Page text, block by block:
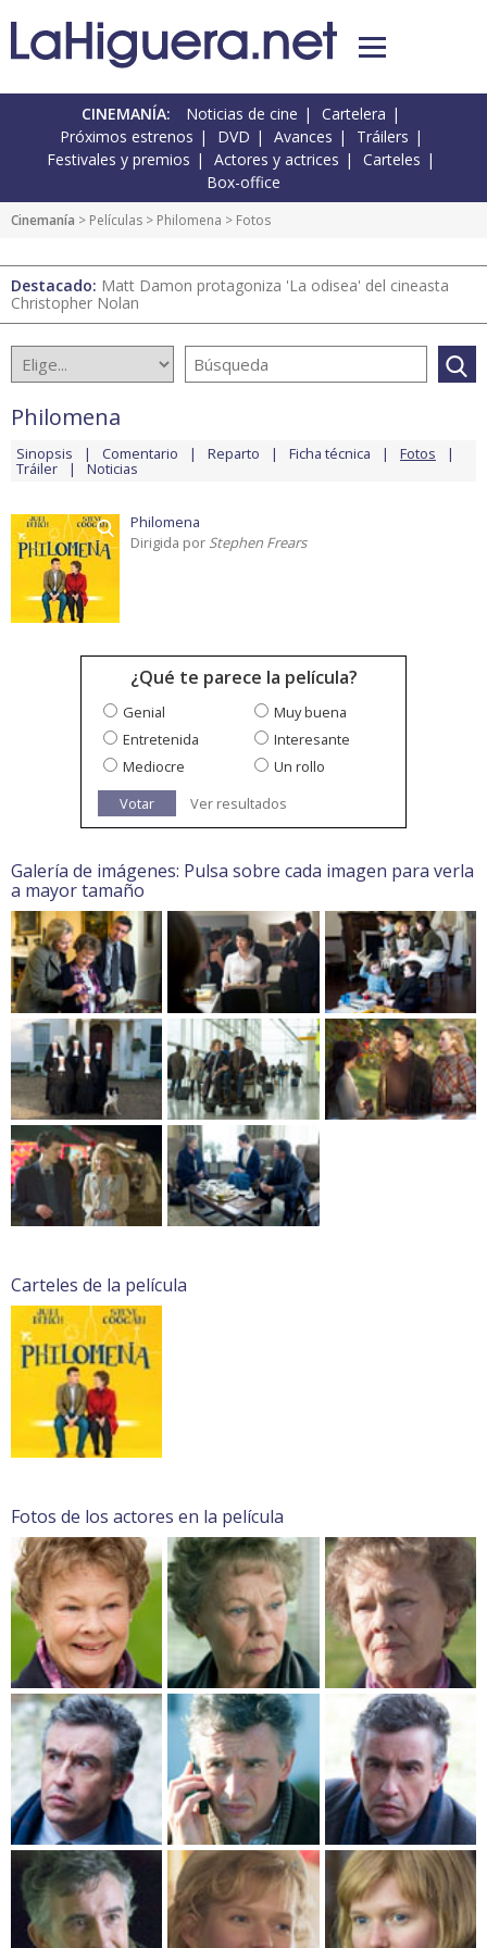
CINEMANÍA: Noticias de cine
Cartelera
Próximos estrenos
DVD Avances
Tráilers
Festivales y premios
Actores y actrices
Carteles
Box-office
Cinemanía > Películas > Philomena > Fotos
Destacado: Matt Damon protagoniza 'La odisea' del cineasta
Christopher Nolan
Philomena
Sinopsis Comentario Reparto Ficha técnica Fotos
Tráiler Noticias
Philomena
Dirigida por Stephen Frears
¿Qué te parece la película?
Genial
Muy buena
Entretenida
Interesante
Mediocre
Un rollo
Votar
Ver resultados
Galería de imágenes: Pulsa sobre cada imagen para verla
a mayor tamaño
Carteles de la película
Fotos de los actores en la película